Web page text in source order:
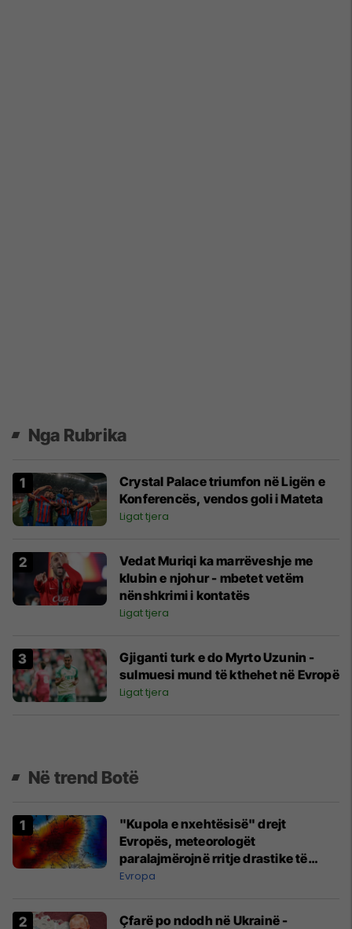
Nga Rubrika
Crystal Palace triumfon në Ligën e
Konferencës, vendos goli i Mateta
Ligat tjera
Vedat Muriqi ka marrëveshje me
klubin e njohur - mbetet vetëm
nënshkrimi i kontatës
Ligat tjera
Gjiganti turk e do Myrto Uzunin -
sulmuesi mund të kthehet në Evropë
Ligat tjera
Në trend Botë
"Kupola e nxehtësisë" drejt
Evropës, meteorologët
paralajmërojnë rritje drastike të
temperaturave
Evropa
Çfarë po ndodh në Ukrainë -